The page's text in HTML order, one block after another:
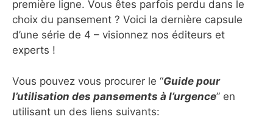
première ligne. Vous êtes parfois perdu dans le
choix du pansement ? Voici la dernière capsule
d’une série de 4 – visionnez nos éditeurs et
experts !
Vous pouvez vous procurer le “Guide pour
l’utilisation des pansements à l’urgence” en
utilisant un des liens suivants: